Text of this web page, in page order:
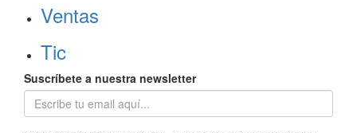
Ventas
Tic
Suscríbete a nuestra newsletter